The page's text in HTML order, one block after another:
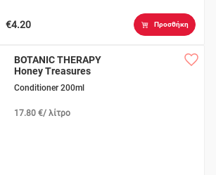
€4.20 Προσθήκη
BOTANIC THERAPY
Honey Treasures
Conditioner 200ml
17.80 €/ λίτρο